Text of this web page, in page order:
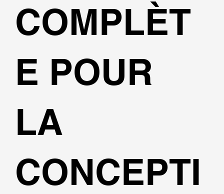
COMPLÈT
E POUR
LA
CONCEPTI